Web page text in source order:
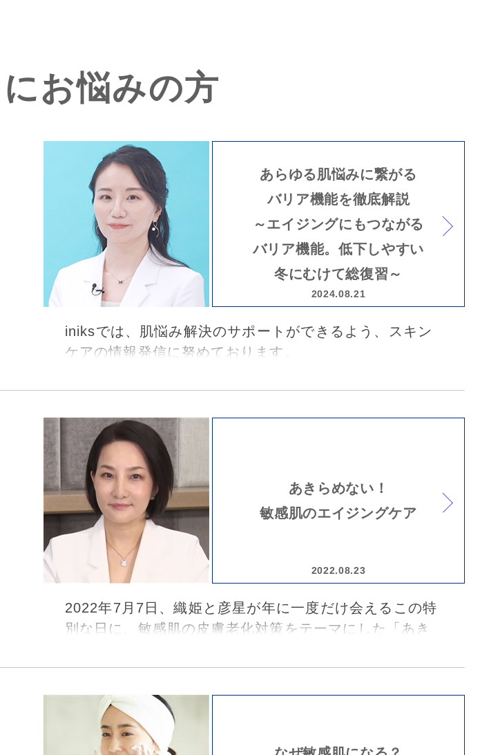
お悩みの方
あらゆる肌悩みに繋がる
バリア機能を徹底解説
～エイジングにもつながる
バリア機能。低下しやすい
冬にむけて総復習～
2024.08.21
iniksでは、肌悩み解決のサポートができるよう、スキン
ケアの情報発信に努めております。
2024年7月23日、バリア機能をテーマにした、「あらゆ
る肌悩みに繋がるバリア機能を徹底解説～エイジングに
もつながるバリア機能。低下しやすい冬にむけて総復習
～」オンラインセミナーを行いました。 「バリア機能の
低下」と聞くと、「肌トラブル」「ゆらぎ肌」というワ
ードが浮かんできますが、実はエイジングにも関わって
いるとのこと。 「エイジングにもつながるバリア機能」
という新しい視点で、日本橋いろどり皮ふ科クリニック
院長 横井彩先生から、お話を伺いました。
あきらめない！
敏感肌のエイジングケア
2022.08.23
2022年7月7日、織姫と彦星が年に一度だけ会えるこの特
別な日に、敏感肌の皮膚老化対策をテーマにした「あき
ーを行いました。
ク 院長の根岸圭先生をお招きして、私たちが少しでも年
齢を感じない健やかな肌でいられるためのヒントを、沢